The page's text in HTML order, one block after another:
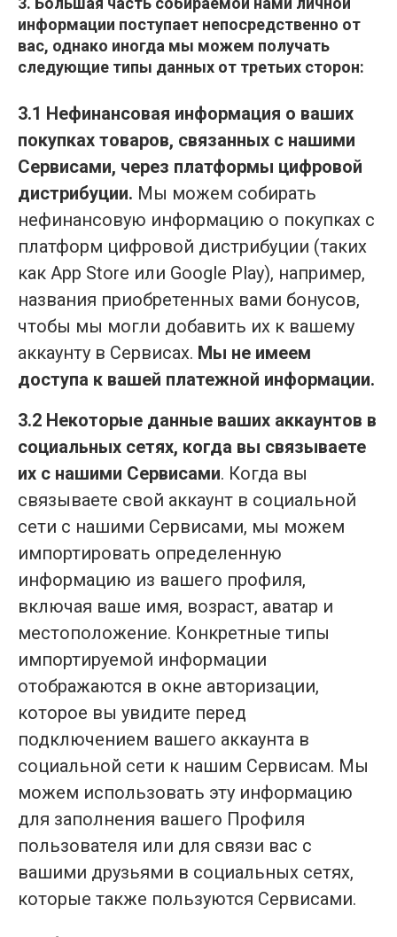
информации поступает непосредственно от
вас, однако иногда мы можем получать
следующие типы данных от третьих сторон:
3.1 Нефинансовая информация о ваших
покупках товаров, связанных с нашими
Сервисами, через платформы цифровой
дистрибуции. Мы можем собирать
нефинансовую информацию о покупках с
платформ цифровой дистрибуции (таких
как App Store или Google Play), например,
названия приобретенных вами бонусов,
чтобы мы могли добавить их к вашему
аккаунту в Сервисах. Мы не имеем
доступа к вашей платежной информации.
3.2 Некоторые данные ваших аккаунтов в
социальных сетях, когда вы связываете
их с нашими Сервисами. Когда вы
связываете свой аккаунт в социальной
сети с нашими Сервисами, мы можем
импортировать определенную
информацию из вашего профиля,
включая ваше имя, возраст, аватар и
местоположение. Конкретные типы
импортируемой информации
отображаются в окне авторизации,
которое вы увидите перед
подключением вашего аккаунта в
социальной сети к нашим Сервисам. Мы
можем использовать эту информацию
для заполнения вашего Профиля
пользователя или для связи вас с
вашими друзьями в социальных сетях,
которые также пользуются Сервисами.